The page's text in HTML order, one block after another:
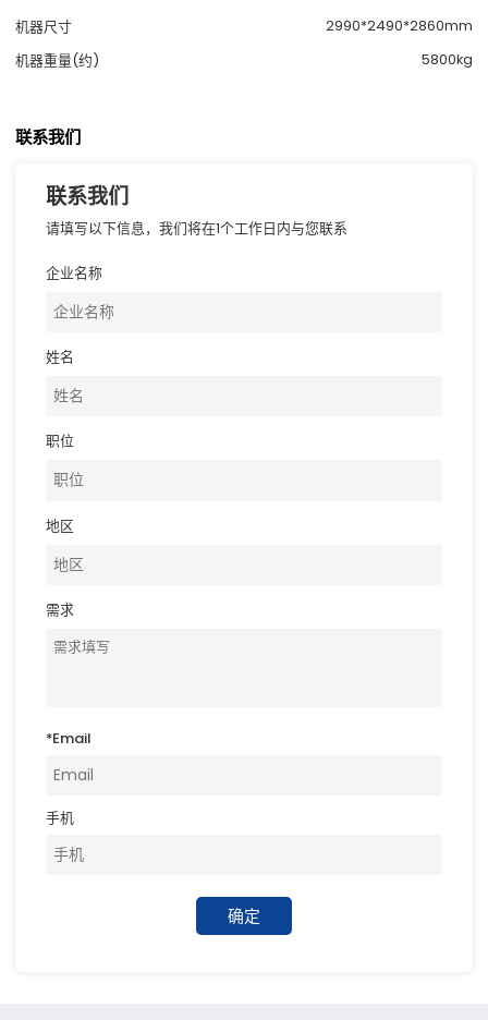
机器尺寸
2990*2490*2860mm
机器重量(约)
5800kg
联系我们
联系我们
请填写以下信息，我们将在1个工作日内与您联系
企业名称
姓名
职位
地区
需求
*Email
手机
确定